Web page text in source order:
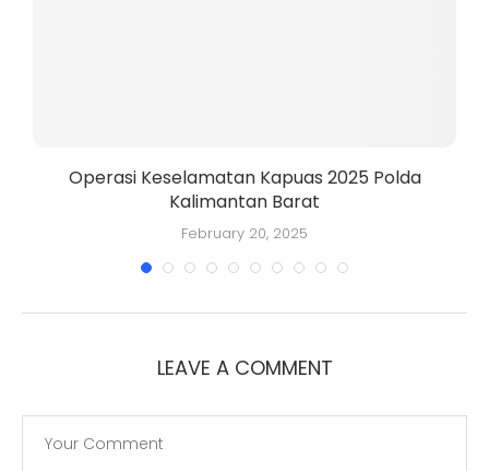
Operasi Keselamatan Kapuas 2025 Polda
Kalimantan Barat
February 20, 2025
LEAVE A COMMENT